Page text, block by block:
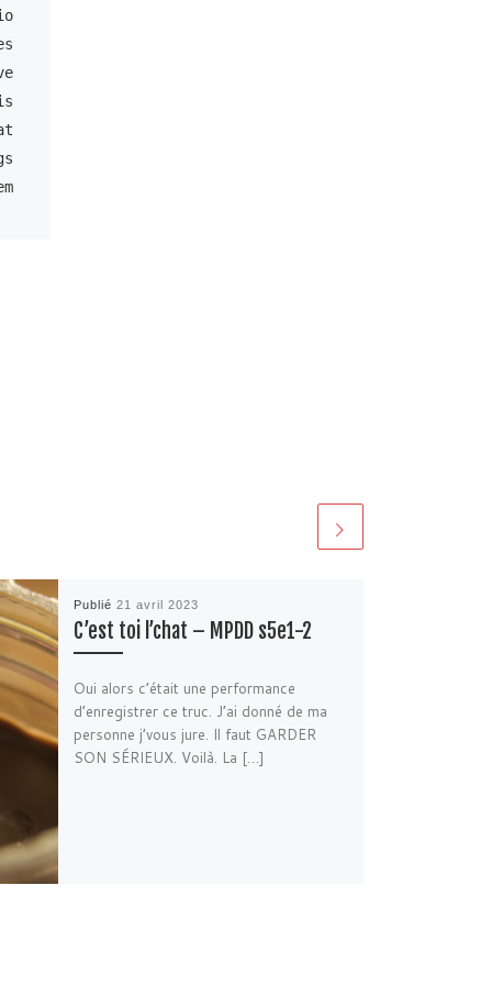
Publié 21 avril 2023
C’est toi l’chat – MPDD s5e1-2
Oui alors c’était une performance
d’enregistrer ce truc. J’ai donné de ma
personne j’vous jure. Il faut GARDER
SON SÉRIEUX. Voilà. La […]